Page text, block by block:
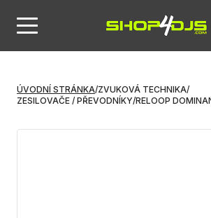
ÚVODNÍ STRÁNKA/ZVUKOVÁ TECHNIKA/
ZESILOVAČE / PŘEVODNÍKY/RELOOP